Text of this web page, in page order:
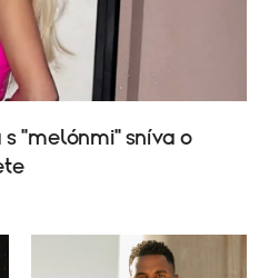
s "melónmi" sníva o